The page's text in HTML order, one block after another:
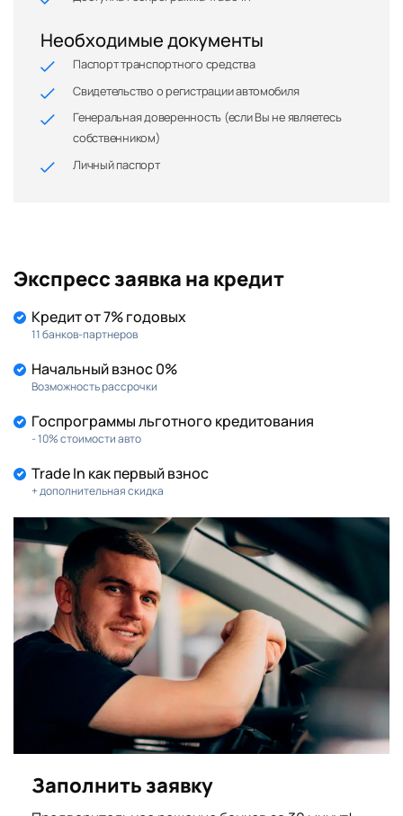
Необходимые документы
Паспорт транспортного средства
Свидетельство о регистрации автомобиля
Генеральная доверенность (если Вы не являетесь
собственником)
Личный паспорт
Экспресс заявка на кредит
Кредит от 7% годовых
11 банков-партнеров
Начальный взнос 0%
Возможность рассрочки
Госпрограммы льготного кредитования
- 10% стоимости авто
Trade In как первый взнос
+ дополнительная скидка
Заполнить заявку